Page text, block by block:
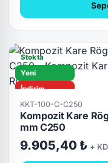
Stokta
Yeni
İndirim
C250
Hızlı Teslimat
KKT-100-C-C250
Kompozit Kare
mm C250
9.905,40 ₺ +